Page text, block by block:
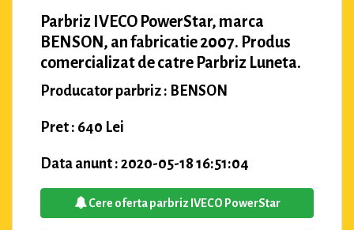
Parbriz IVECO PowerStar, marca
BENSON, an fabricatie 2007. Produs
comercializat de catre Parbriz Luneta.
Producator parbriz : BENSON
Pret : 640 Lei
Data anunt : 2020-05-18 16:51:04
Cere oferta parbriz IVECO PowerStar